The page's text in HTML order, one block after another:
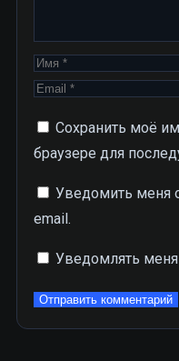
Сохранить моё
браузере для
Уведомить меня
email.
Уведомлять меня